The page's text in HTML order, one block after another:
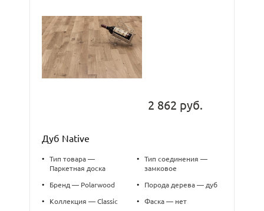
2 862 руб.
Дуб Native
•
Тип товара —
Паркетная доска
• Бренд — Polarwood
• Коллекция — Classic
•
Тип соединения —
замковое
• Порода дерева — дуб
• Фаска — нет